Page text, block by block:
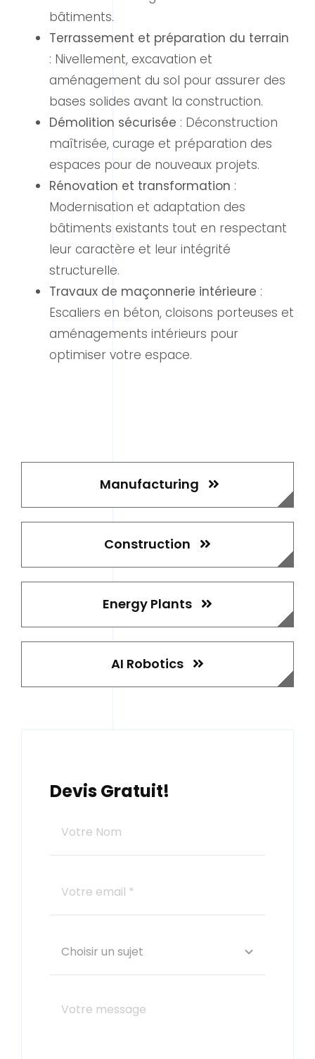
bâtiments.
Terrassement et préparation du terrain
: Nivellement, excavation et
aménagement du sol pour assurer des
bases solides avant la construction.
Démolition sécurisée : Déconstruction
maîtrisée, curage et préparation des
espaces pour de nouveaux projets.
Rénovation et transformation :
Modernisation et adaptation des
bâtiments existants tout en respectant
leur caractère et leur intégrité
structurelle.
Travaux de maçonnerie intérieure :
Escaliers en béton, cloisons porteuses et
aménagements intérieurs pour
optimiser votre espace.
Manufacturing
Construction
Energy Plants
AI Robotics
Devis Gratuit!